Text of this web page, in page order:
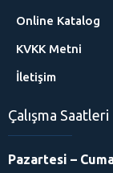
Online Katalog
KVKK Metni
İletişim
Çalışma Saatleri
Pazartesi –